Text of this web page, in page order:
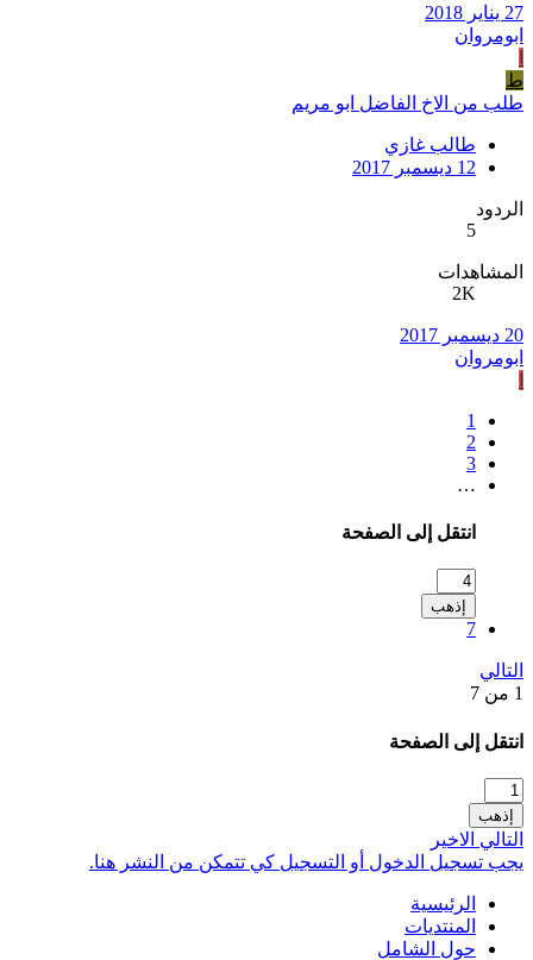
27 يناير 2018
ابومروان
ط
طلب من الاخ الفاضل ابو مريم
طالب غازي
12 ديسمبر 2017
الردود
5
المشاهدات
2K
20 ديسمبر 2017
ابومروان
1
2
3
…
انتقل إلى الصفحة
إذهب
7
التالي
1 من 7
انتقل إلى الصفحة
إذهب
التالي الاخير
يجب تسجيل الدخول أو التسجيل كي تتمكن من النشر هنا.
الرئيسية
المنتديات
حول الشامل